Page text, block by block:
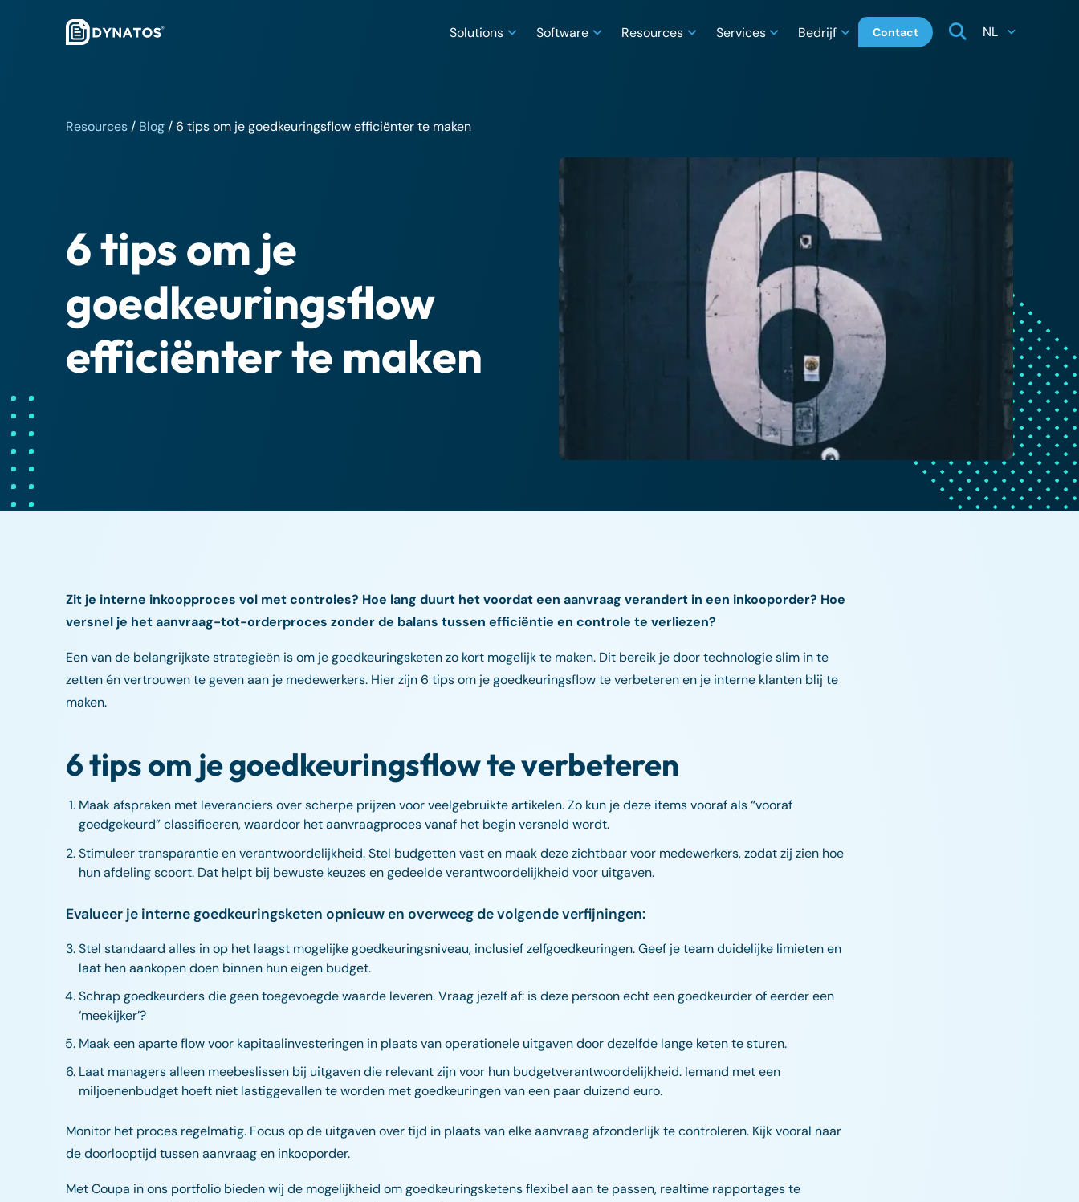
Solutions Software Resources Services Bedrijf Contact NL
Resources / Blog /6 tips om je goedkeuringsflow efficiënter te maken
6 tips om je
goedkeuringsflow
efficiënter te maken
Zit je interne inkoopproces vol met controles? Hoe lang duurt het voordat een aanvraag verandert in een inkooporder? Hoe
versnel je het aanvraag-tot-orderproces zonder de balans tussen efficiëntie en controle te verliezen?
Een van de belangrijkste strategieën is om je goedkeuringsketen zo kort mogelijk te maken. Dit bereik je door technologie slim in te
zetten én vertrouwen te geven aan je medewerkers. Hier zijn 6 tips om je goedkeuringsflow te verbeteren en je interne klanten blij te
maken.
6 tips om je goedkeuringsflow te verbeteren
Maak afspraken met leveranciers over scherpe prijzen voor veelgebruikte artikelen. Zo kun je deze items vooraf als “vooraf
goedgekeurd” classificeren, waardoor het aanvraagproces vanaf het begin versneld wordt.
Stimuleer transparantie en verantwoordelijkheid. Stel budgetten vast en maak deze zichtbaar voor medewerkers, zodat zij zien hoe
hun afdeling scoort. Dat helpt bij bewuste keuzes en gedeelde verantwoordelijkheid voor uitgaven.
Evalueer je interne goedkeuringsketen opnieuw en overweeg de volgende verfijningen:
Stel standaard alles in op het laagst mogelijke goedkeuringsniveau, inclusief zelfgoedkeuringen. Geef je team duidelijke limieten en
laat hen aankopen doen binnen hun eigen budget.
Schrap goedkeurders die geen toegevoegde waarde leveren. Vraag jezelf af: is deze persoon echt een goedkeurder of eerder een
‘meekijker’?
Maak een aparte flow voor kapitaalinvesteringen in plaats van operationele uitgaven door dezelfde lange keten te sturen.
Laat managers alleen meebeslissen bij uitgaven die relevant zijn voor hun budgetverantwoordelijkheid. Iemand met een
miljoenenbudget hoeft niet lastiggevallen te worden met goedkeuringen van een paar duizend euro.
Monitor het proces regelmatig. Focus op de uitgaven over tijd in plaats van elke aanvraag afzonderlijk te controleren. Kijk vooral naar
de doorlooptijd tussen aanvraag en inkooporder.
Met Coupa in ons portfolio bieden wij de mogelijkheid om goedkeuringsketens flexibel aan te passen, realtime rapportages te